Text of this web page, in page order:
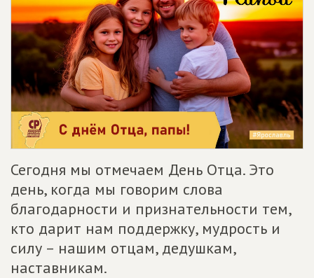
Сегодня мы отмечаем День Отца. Это
день, когда мы говорим слова
благодарности и признательности тем,
кто дарит нам поддержку, мудрость и
силу – нашим отцам, дедушкам,
наставникам.